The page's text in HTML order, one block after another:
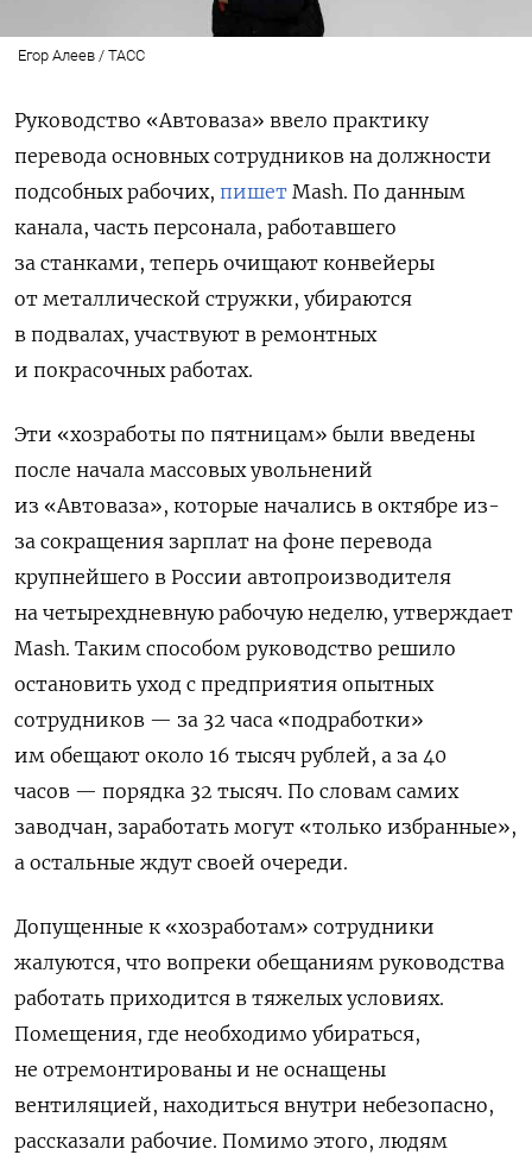
Егор Алеев / ТАСС
Руководство «Автоваза» ввело практику
перевода основных сотрудников на должности
подсобных рабочих, пишет Mash. По данным
канала, часть персонала, работавшего
за станками, теперь очищают конвейеры
от металлической стружки, убираются
в подвалах, участвуют в ремонтных
и покрасочных работах.
Эти «хозработы по пятницам» были введены
после начала массовых увольнений
из «Автоваза», которые начались в октябре из-
за сокращения зарплат на фоне перевода
крупнейшего в России автопроизводителя
на четырехдневную рабочую неделю, утверждает
Mash. Таким способом руководство решило
остановить уход с предприятия опытных
сотрудников — за 32 часа «подработки»
им обещают около 16 тысяч рублей, а за 40
часов — порядка 32 тысяч. По словам самих
заводчан, заработать могут «только избранные»,
а остальные ждут своей очереди.
Допущенные к «хозработам» сотрудники
жалуются, что вопреки обещаниям руководства
работать приходится в тяжелых условиях.
Помещения, где необходимо убираться,
не отремонтированы и не оснащены
вентиляцией, находиться внутри небезопасно,
рассказали рабочие. Помимо этого, людям